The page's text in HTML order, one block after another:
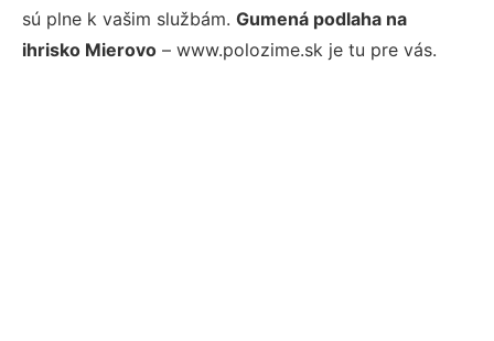
sú plne k vašim službám. Gumená podlaha na
ihrisko Mierovo – www.polozime.sk je tu pre vás.